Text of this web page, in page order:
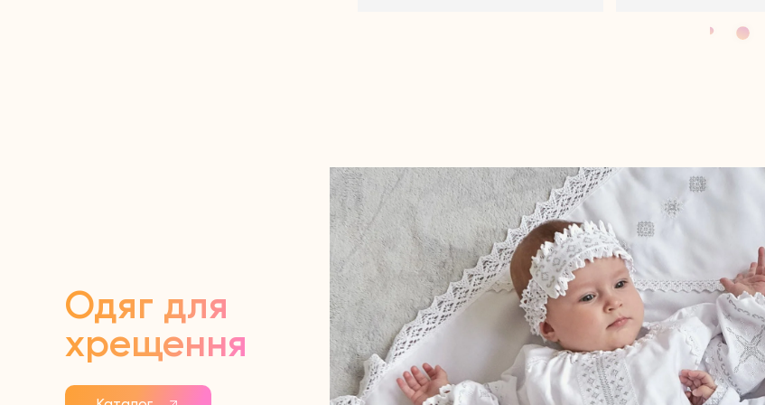
Одяг для
хрещення